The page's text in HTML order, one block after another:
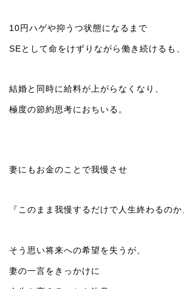
10円ハゲや抑うつ状態になるまで
SEとして命をけずりながら働き続けるも、
結婚と同時に給料が上がらなくなり、
極度の節約思考におちいる。
妻にもお金のことで我慢させ
『このまま我慢するだけで人生終わるのか
そう思い将来への希望を失うが、
妻の一言をきっかけに